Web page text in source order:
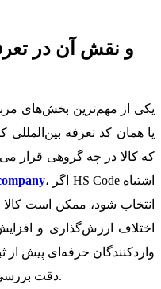
یکی از مهم‌ترین بخش‌های
که کالا در چه گروهی قرار
، اگر HS Code اشتباه
انتخاب شود، ممکن است
اختلاف ارزش‌گذاری و
واردکنندگان حرفه‌ای پیش
دقت بررسی می‌کنند تا تعرفه صحیح انتخاب شود.